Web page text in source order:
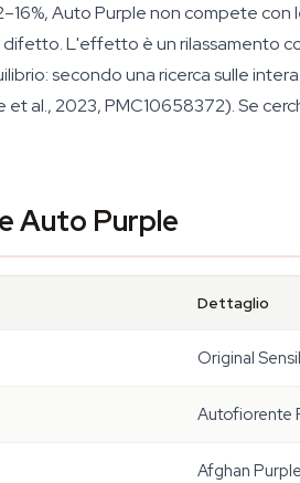
Auto Purple non compete
L'effetto è un rilassamento
secondo una ricerca sulle
et al., 2023, PMC10658372). Se
Auto Purple
Dettaglio
Original
Autofiorente
Afghan